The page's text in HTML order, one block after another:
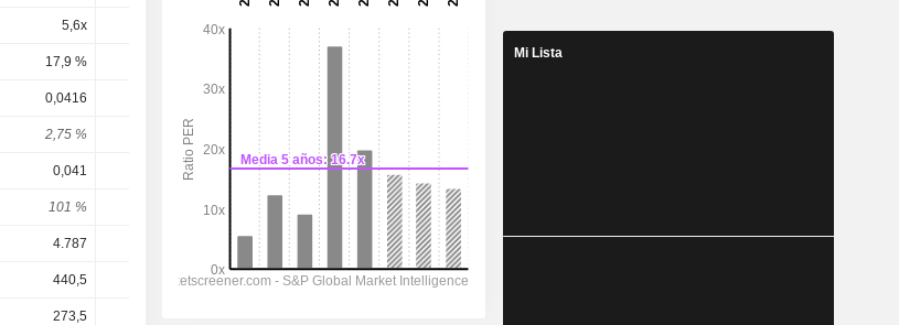
5,6x 18,6x 16,8x
17,9 % 5,37 % 5,97 %
0,0416 0,0496 0,0551
2,75 % 1,61 % 1,91 % 2,12 %
0,041 0,1407 0,167 0,1825 0,1962
101 % 29,7 % 30,2 % 30,9 %
4.787 5.042 5.230 5.455
440,5 495 491,6 488,8 536
273,5
Mi Lista